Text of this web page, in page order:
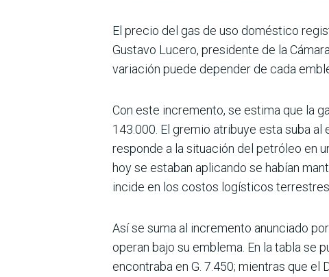
El precio del gas de uso domés­tico
Gustavo Lucero, presidente de la
variación puede depender de cada
Con este incremento, se estima que la
143.000. El gremio atribuye esta suba
responde a la situación del petróleo en
hoy se estaban aplicando se habían
incide en los costos logís­ticos
Así se suma al incremento anunciado
operan bajo su emblema. En la tabla se
encontraba en G. 7.450; mien­tras que el